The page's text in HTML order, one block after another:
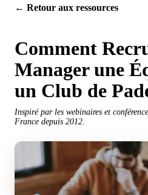
← Retour aux ressources
Comment
Manager une
un Club de
Inspiré par les webinaires et
France depuis 2012.